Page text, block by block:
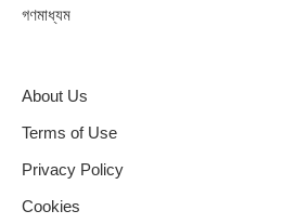
গণমাধ্যম
About Us
Terms of Use
Privacy Policy
Cookies